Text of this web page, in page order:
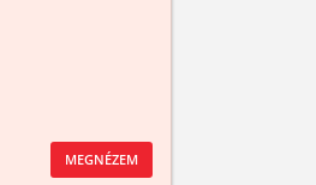
MEGNÉZEM